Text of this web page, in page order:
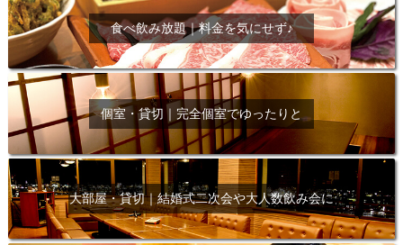
食べ飲み放題｜料金を気にせず♪
個室・貸切｜完全個室でゆったりと
大部屋・貸切｜結婚式二次会や大人数飲み会に